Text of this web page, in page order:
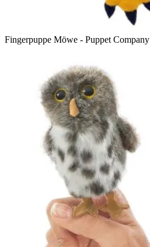
Fingerpuppe Möwe - Puppet Company